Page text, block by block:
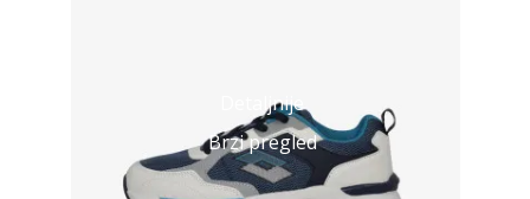
Detaljnije
Brzi pregled